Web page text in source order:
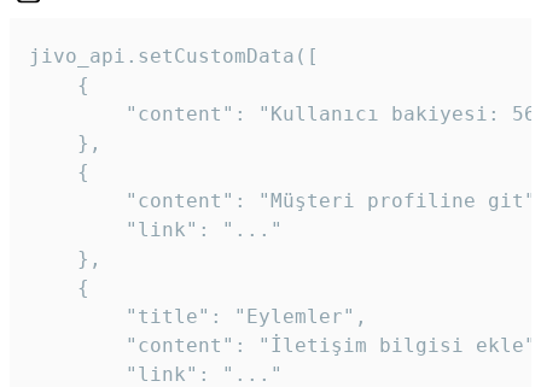
jivo_api.setCustomData([
    {
"content": "Kullanıcı bakiyesi:
    },
    {
"content": "Müşteri profiline
        "link": "..."
    },
    {
        "title": "Eylemler",
"content": "İletişim bilgisi
        "link": "..."